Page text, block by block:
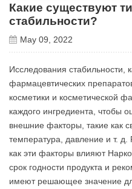
Какие существуют
стабильности?
May 09, 2022
Исследования стабильности,
фармацевтических
косметики и косметической
каждого ингредиента, чтобы
внешние факторы, такие как
температура, давление и т. д.
как эти факторы влияют
срок годности продукта и
имеют решающее значение